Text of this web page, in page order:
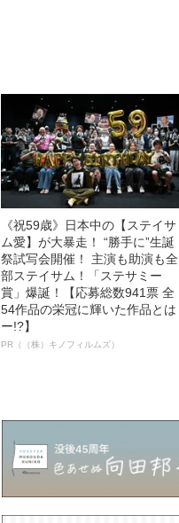
《祝59歳》日本中の【ステイサ
ム愛】が大暴走！ “勝手に”生誕
祭試写会開催！ 主演も助演も全
部ステイサム！「ステサミー
賞」爆誕！【応募総数941票 全
54作品の栄冠に輝いた作品とは
ー!?】
PR（（株）キノフィルムズ）